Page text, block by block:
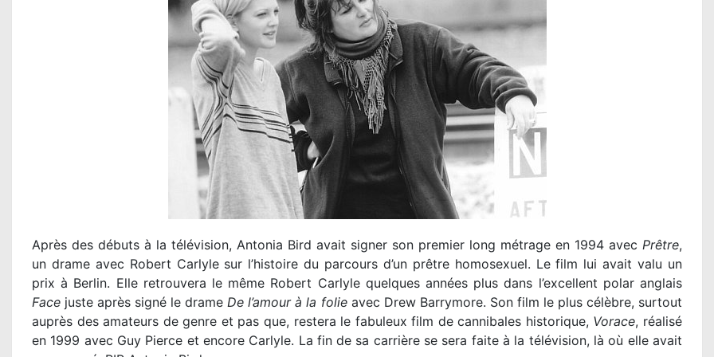
Après des débuts à la télévision, Antonia Bird avait signer son premier long métrage en 1994 avec Prêtre,
un drame avec Robert Carlyle sur l’histoire du parcours d’un prêtre homosexuel. Le film lui avait valu un
prix à Berlin. Elle retrouvera le même Robert Carlyle quelques années plus dans l’excellent polar anglais
Face juste après signé le drameDe l’amour à la folieavec Drew Barrymore. Son film le plus célèbre, surtout
auprès des amateurs de genre et pas que, restera le fabuleux film de cannibales historique, Vorace, réalisé
en 1999 avec Guy Pierce et encore Carlyle. La fin de sa carrière se sera faite à la télévision, là où elle avait